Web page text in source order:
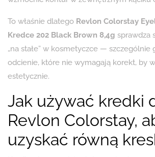
To właśnie dlatego Revlon Colorstay
Kredce 202 Black Brown 8,4g sprawdza
„na stałe” w kosmetyczce — szczególnie
odcienie, które nie wymagają korekt, by
estetycznie.
Jak używać kredki
Revlon Colorstay,
uzyskać równą